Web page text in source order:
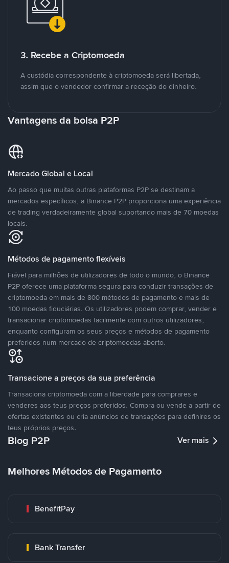
3. Recebe a Criptomoeda
A custódia correspondente à criptomoeda será libertada,
assim que o vendedor confirmar a receção do dinheiro.
Vantagens da bolsa P2P
Mercado Global e Local
Ao passo que muitas outras plataformas P2P se destinam a
mercados específicos, a Binance P2P proporciona uma experiência
de trading verdadeiramente global suportando mais de 70 moedas
locais.
Métodos de pagamento flexíveis
Fiável para milhões de utilizadores de todo o mundo, o Binance
P2P oferece uma plataforma segura para conduzir transações de
criptomoeda em mais de 800 métodos de pagamento e mais de
100 moedas fiduciárias. Os utilizadores podem comprar, vender e
transacionar criptomoedas facilmente com outros utilizadores,
enquanto configuram os seus preços e métodos de pagamento
preferidos num mercado de criptomoedas aberto.
Transacione a preços da sua preferência
Transaciona criptomoeda com a liberdade para comprares e
venderes aos teus preços preferidos. Compra ou vende a partir de
ofertas existentes ou cria anúncios de transações para definires os
teus próprios preços.
Blog P2P Ver mais
Melhores Métodos de Pagamento
BenefitPay
Bank Transfer